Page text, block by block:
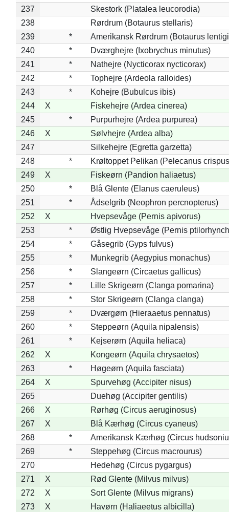
237
Skestork (Platalea leucorodia)
238
Rørdrum (Botaurus stellaris)
239
*
Amerikansk Rørdrum (Botaurus
240
*
Dværghejre (Ixobrychus minutus)
241
*
Nathejre (Nycticorax nycticorax)
242
*
Tophejre (Ardeola ralloides)
243
*
Kohejre (Bubulcus ibis)
244
X
Fiskehejre (Ardea cinerea)
245
*
Purpurhejre (Ardea purpurea)
246
X
Sølvhejre (Ardea alba)
247
Silkehejre (Egretta garzetta)
248
*
Krøltoppet Pelikan (Pelecanus
249
X
Fiskeørn (Pandion haliaetus)
250
*
Blå Glente (Elanus caeruleus)
251
*
Ådselgrib (Neophron percnopterus)
252
X
Hvepsevåge (Pernis apivorus)
253
*
Østlig Hvepsevåge (Pernis
254
*
Gåsegrib (Gyps fulvus)
255
*
Munkegrib (Aegypius monachus)
256
*
Slangeørn (Circaetus gallicus)
257
*
Lille Skrigeørn (Clanga pomarina)
258
*
Stor Skrigeørn (Clanga clanga)
259
*
Dværgørn (Hieraaetus pennatus)
260
*
Steppeørn (Aquila nipalensis)
261
*
Kejserørn (Aquila heliaca)
262
X
Kongeørn (Aquila chrysaetos)
263
*
Høgeørn (Aquila fasciata)
264
X
Spurvehøg (Accipiter nisus)
265
Duehøg (Accipiter gentilis)
266
X
Rørhøg (Circus aeruginosus)
267
X
Blå Kærhøg (Circus cyaneus)
268
*
Amerikansk Kærhøg (Circus
269
*
Steppehøg (Circus macrourus)
270
Hedehøg (Circus pygargus)
271
X
Rød Glente (Milvus milvus)
272
X
Sort Glente (Milvus migrans)
273
X
Havørn (Haliaeetus albicilla)